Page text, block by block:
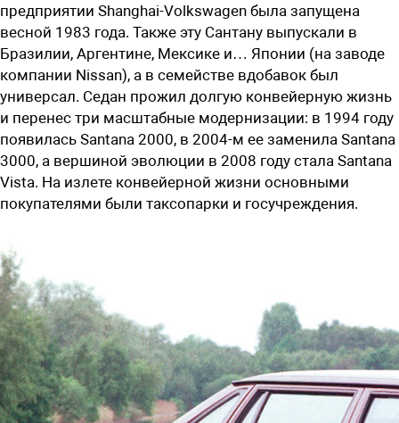
предприятии Shanghai-Volkswagen была запущена
весной 1983 года. Также эту Сантану выпускали в
Бразилии, Аргентине, Мексике и… Японии (на заводе
компании Nissan), а в семействе вдобавок был
универсал. Седан прожил долгую конвейерную жизнь
и перенес три масштабные модернизации: в 1994 году
появилась Santana 2000, в 2004-м ее заменила Santana
3000, а вершиной эволюции в 2008 году стала Santana
Vista. На излете конвейерной жизни основными
покупателями были таксопарки и госучреждения.